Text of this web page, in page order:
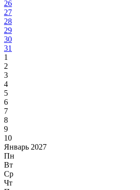
26
27
28
29
30
31
1
2
3
4
5
6
7
8
9
10
Январь 2027
Пн
Вт
Ср
Чт